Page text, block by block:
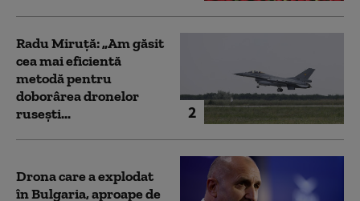
2
Radu Miruță: „Am găsit
cea mai eficientă
metodă pentru
doborârea dronelor
rusești...
Drona care a explodat
în Bulgaria, aproape de